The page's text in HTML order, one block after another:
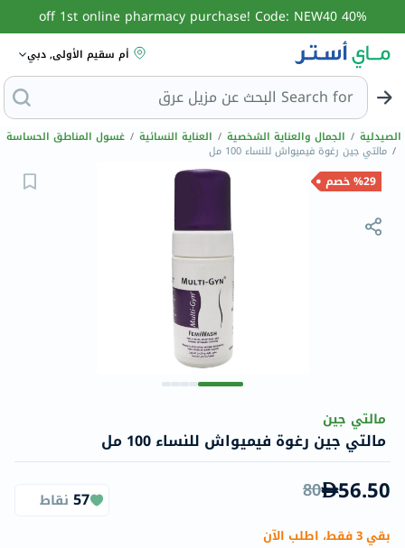
40% off 1st online pharmacy purchase! Code: NEW40
أم سقيم الأولى, دبي
Search for البحث عن مزيل
الصيدلية / الجمال والعناية الشخصية / العناية النسائية / غسول المناطق الحساسة
/ مالتي جين رغوة فيميواش للنساء 100 مل
%29 خصم
مالتي جين
مالتي جين رغوة فيميواش للنساء 100 مل
56.50
80
57 نقاط
بقي 3 فقط، اطلب الآن